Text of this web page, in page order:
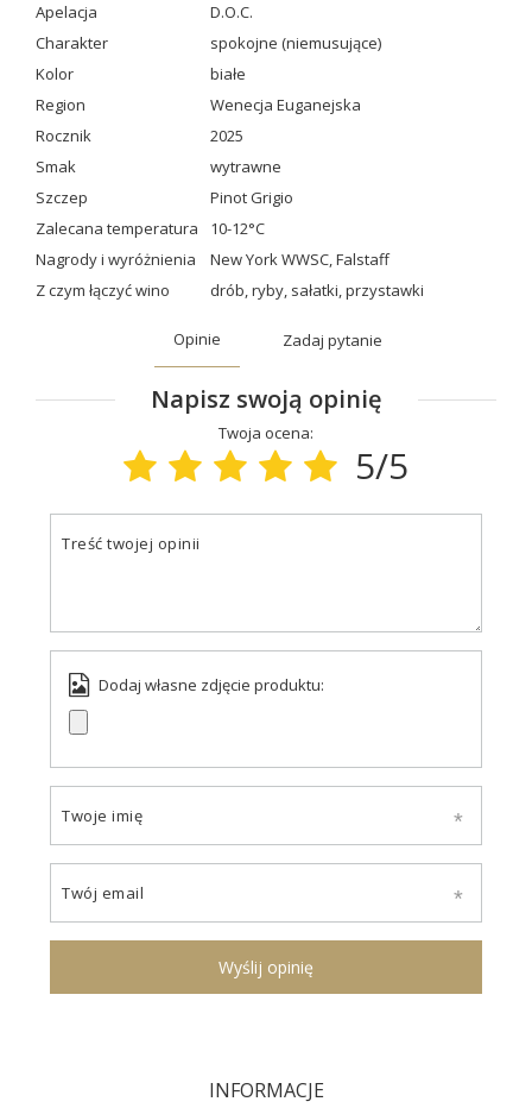
Apelacja
D.O.C.
Charakter
spokojne (niemusujące)
Kolor
białe
Region
Wenecja Euganejska
Rocznik
2025
Smak
wytrawne
Szczep
Pinot Grigio
Zalecana temperatura
10-12°C
Nagrody i wyróżnienia
New York WWSC,Falstaff
Z czym łączyć wino
drób,ryby, sałatki,przystawki
Opinie Zadaj pytanie
Napisz swoją opinię
Twoja ocena:
5/5
Treść twojej opinii
Dodaj własne zdjęcie produktu:
Twoje imię
Twój email
Wyślij opinię
INFORMACJE